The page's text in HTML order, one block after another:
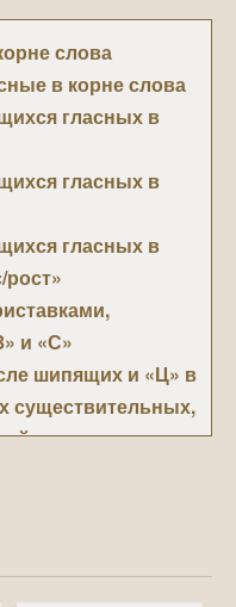
слова
в корне слова
гласных в
гласных в
гласных в
рост»
и «С»
шипящих и «Ц» в
существительных,